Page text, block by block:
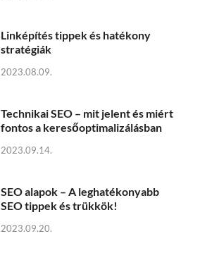
Linképítés tippek és hatékony
stratégiák
2023.08.09.
Technikai SEO – mit jelent és miért
fontos a keresőoptimalizálásban
2023.09.14.
SEO alapok – A leghatékonyabb
SEO tippek és trükkök!
2023.09.20.